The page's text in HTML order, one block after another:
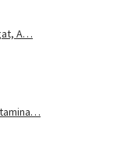
A…